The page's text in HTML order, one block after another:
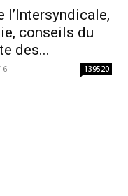
l’Intersyndicale,
conseils du
des...
139520